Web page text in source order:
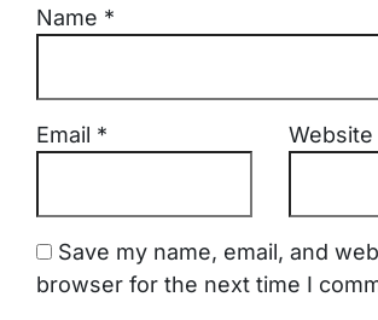
Name *
Email * Website
Save my name, email, and
browser for the next time I